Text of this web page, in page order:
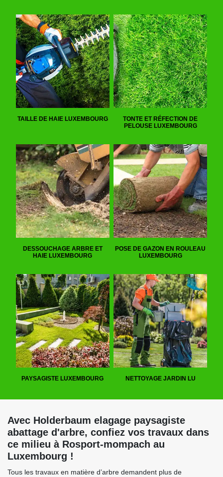
TAILLE DE HAIE LUXEMBOURG
TONTE ET RÉFECTION DE
PELOUSE LUXEMBOURG
DESSOUCHAGE ARBRE ET
HAIE LUXEMBOURG
POSE DE GAZON EN ROULEAU
LUXEMBOURG
PAYSAGISTE LUXEMBOURG NETTOYAGE JARDIN LU
Avec Holderbaum elagage paysagiste
abattage d'arbre, confiez vos travaux dans
ce milieu à Rosport-mompach au
Luxembourg !
Tous les travaux en matière d’arbre demandent plus de